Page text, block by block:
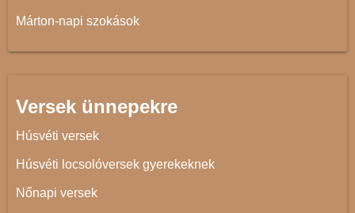
Márton-napi szokások
Versek ünnepekre
Húsvéti versek
Húsvéti locsolóversek gyerekeknek
Nőnapi versek